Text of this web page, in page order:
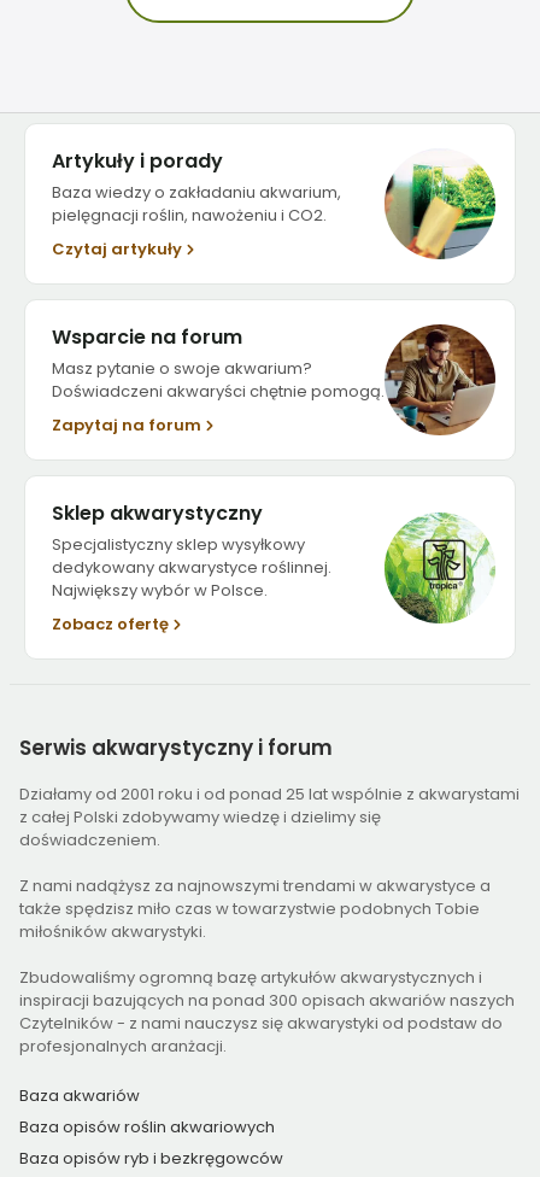
Artykuły i porady
Baza wiedzy o zakładaniu akwarium,
pielęgnacji roślin, nawożeniu i CO2.
Czytaj artykuły
Wsparcie na forum
Masz pytanie o swoje akwarium?
Doświadczeni akwaryści chętnie pomogą.
Zapytaj na forum
Sklep akwarystyczny
Specjalistyczny sklep wysyłkowy
dedykowany akwarystyce roślinnej.
Największy wybór w Polsce.
Zobacz ofertę
Serwis akwarystyczny i forum
Działamy od 2001 roku i od ponad 25 lat wspólnie z akwarystami
z całej Polski zdobywamy wiedzę i dzielimy się
doświadczeniem.
Z nami nadążysz za najnowszymi trendami w akwarystyce a
także spędzisz miło czas w towarzystwie podobnych Tobie
miłośników akwarystyki.
Zbudowaliśmy ogromną bazę artykułów akwarystycznych i
inspiracji bazujących na ponad 300 opisach akwariów naszych
Czytelników - z nami nauczysz się akwarystyki od podstaw do
profesjonalnych aranżacji.
Baza akwariów
Baza opisów roślin akwariowych
Baza opisów ryb i bezkręgowców